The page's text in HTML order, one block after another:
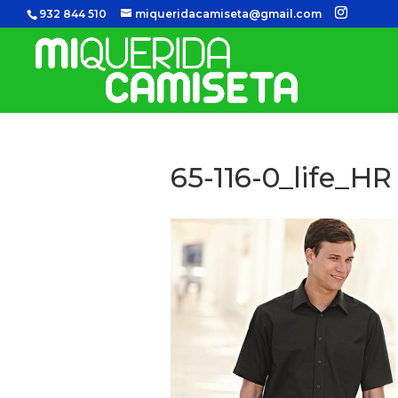
932 844 510 miqueridacamiseta@gmail.com
65-116-0_life_HR